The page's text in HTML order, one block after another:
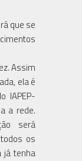
que se
Assim
ela é
IAPEP-
a rede.
será
os
já tenha